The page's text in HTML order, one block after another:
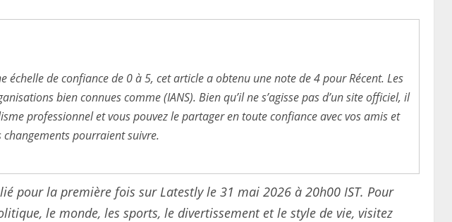
échelle de confiance de 0 à 5, cet article a obtenu une note de 4 pour Récent. Les
bien connues comme (IANS). Bien qu’il ne s’agisse pas d’un site officiel, il
professionnel et vous pouvez le partager en toute confiance avec vos amis et
pourraient suivre.
pour la première fois sur Latestly le 31 mai 2026 à 20h00 IST. Pour
le monde, les sports, le divertissement et le style de vie, visitez